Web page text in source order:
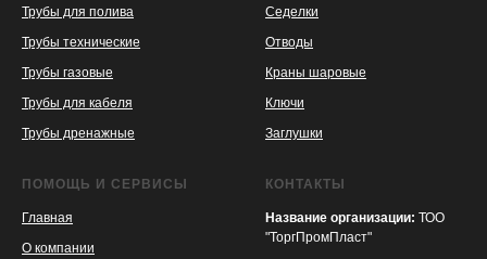
KASPI
SATU
WILDBERRIES
Трубы для полива
Трубы технические
Трубы газовые
Трубы для кабеля
Трубы дренажные
Седелки
Отводы
Краны шаровые
Ключи
Заглушки
ПОМОЩЬ И СЕРВИСЫ
Главная
О компании
КОНТАКТЫ
Название организации: ТОО
"ТоргПромПласт"